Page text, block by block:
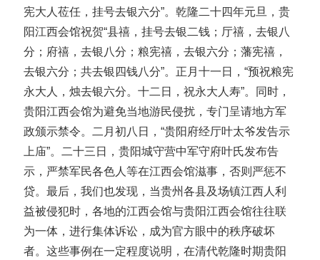
宪大人莅任，挂号去银六分”。乾隆二十四年元旦，贵
阳江西会馆祝贺“县禧，挂号去银二钱；厅禧，去银八
分；府禧，去银八分；粮宪禧，去银六分；藩宪禧，
去银六分；共去银四钱八分”。正月十一日，“预祝粮宪
永大人，烛去银六分。十二日，祝永大人寿”。同时，
贵阳江西会馆为避免当地游民侵扰，专门呈请地方军
政颁示禁令。二月初八日，“贵阳府经厅叶太爷发告示
上庙”。二十三日，贵阳城守营中军守府叶氏发布告
示，严禁军民各色人等在江西会馆滋事，否则严惩不
贷。最后，我们也发现，当贵州各县及场镇江西人利
益被侵犯时，各地的江西会馆与贵阳江西会馆往往联
为一体，进行集体诉讼，成为官方眼中的秩序破坏
者。这些事例在一定程度说明，在清代乾隆时期贵阳